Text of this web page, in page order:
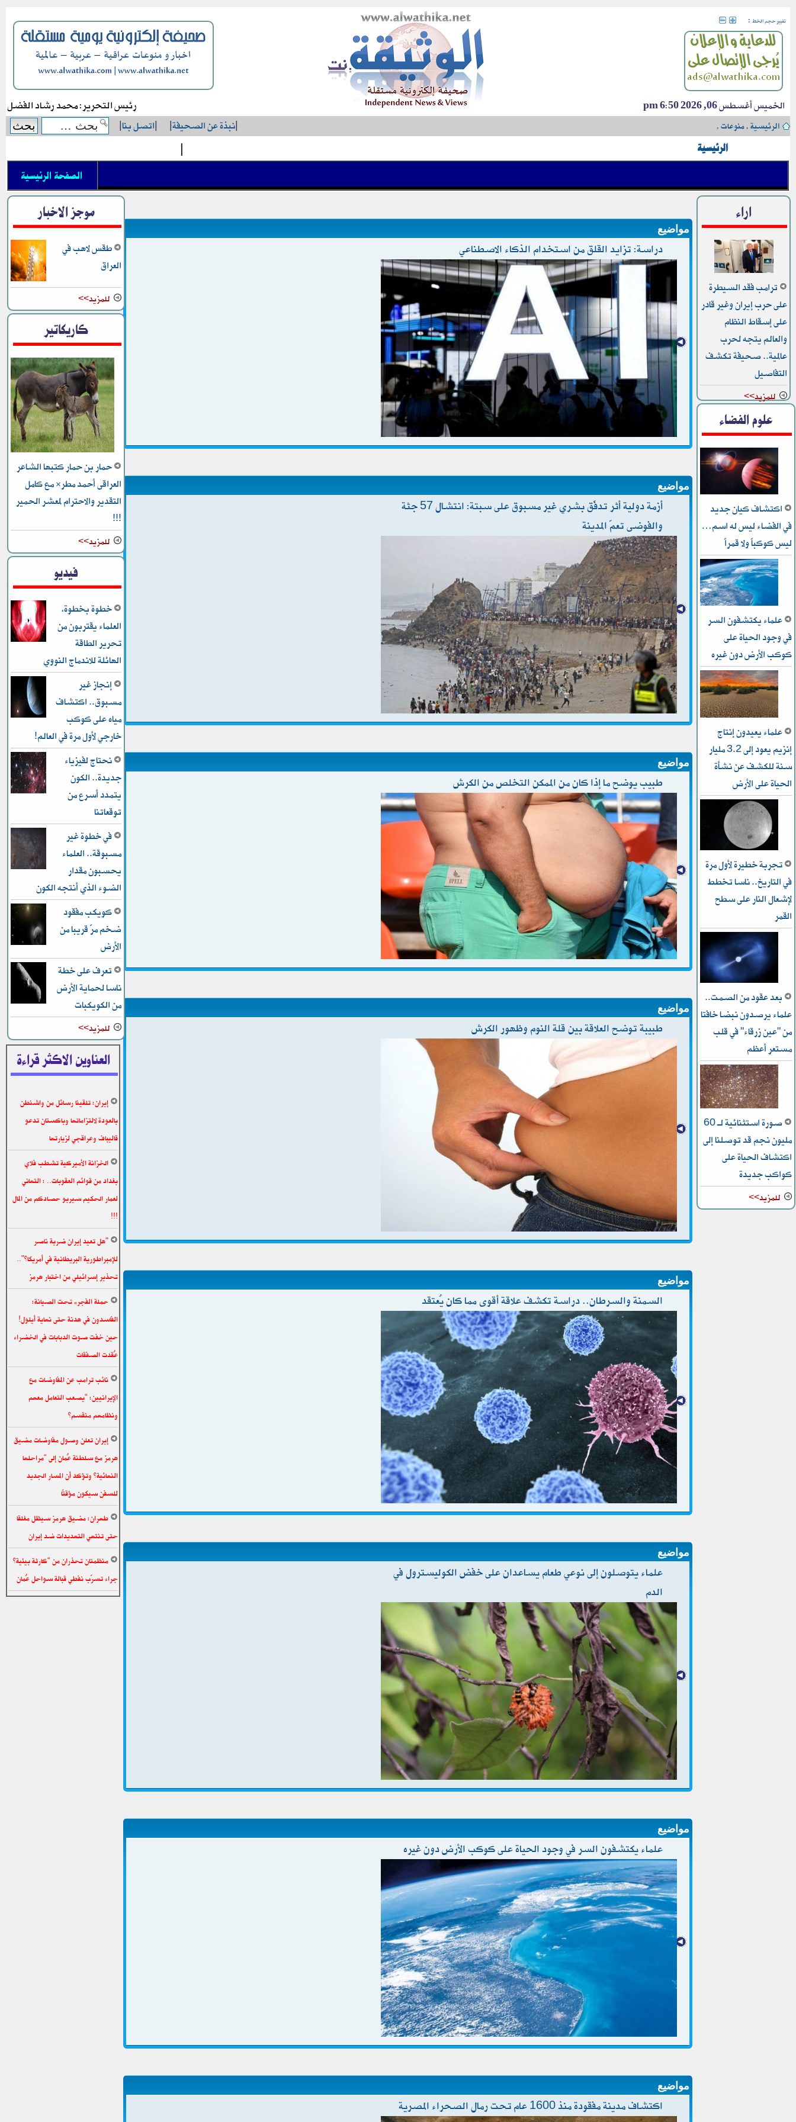
تغيير حجم الخط :
الخميس أغسطس 06, 2026 6:50 pm رئيس التحرير: محمد رشاد الفضل
الرئيسية›منوعات›
|نبذة عن الصحيفة|
|اتصل بنا|
الرئيسية |
الصفحة الرئيسية
اراء
ترامب فقد السيطرة
على حرب إيران وغير قادر
على إسقاط النظام
والعالم يتجه لحرب
عالمية.. صحيفة تكشف
التفاصيل
للمزيد>>
علوم الفضاء
اكتشاف كيان جديد
في الفضاء ليس له اسم…
ليس كوكباً ولا قمراً
علماء يكتشفون السر
في وجود الحياة على
كوكب الأرض دون غيره
علماء يعيدون إنتاج
إنزيم يعود إلى 3.2 مليار
سنة للكشف عن نشأة
الحياة على الأرض
تجربة خطيرة لأول مرة
في التاريخ.. ناسا تخطط
ﻹشعال النار على سطح
القمر
بعد عقود من الصمت..
علماء يرصدون نبضا خافتا
من "عين زرقاء" في قلب
مستعر أعظم
صورة استثنائية لـ 60
مليون نجم قد توصلنا إلى
اكتشاف الحياة على
كواكب جديدة
للمزيد>>
مواضيع
دراسة: تزايد القلق من استخدام الذكاء الاصطناعي
مواضيع
أزمة دولية أثر تدفّق بشري غير مسبوق على سبتة: انتشال 57 جثة
والفوضى تعمّ المدينة
مواضيع
طبيب يوضح ما إذا كان من الممكن التخلص من الكرش
مواضيع
طبيبة توضح العلاقة بين قلة النوم وظهور الكرش
مواضيع
السمنة والسرطان.. دراسة تكشف علاقة أقوى مما كان يُعتقد
مواضيع
علماء يتوصلون إلى نوعي طعام يساعدان على خفض الكوليسترول في
الدم
مواضيع
علماء يكتشفون السر في وجود الحياة على كوكب الأرض دون غيره
مواضيع
اكتشاف مدينة مفقودة منذ 1600 عام تحت رمال الصحراء المصرية
موجز الاخبار
طقس لاهب في
العراق
للمزيد>>
كاريكاتير
حمار بن حمار كتبها الشاعر
العراقى أحمد مطر* مع كامل
التقدير والاحترام لمعشر الحمير
!!!
للمزيد>>
فيديو
خطوة بخطوة،
العلماء يقتربون من
تحرير الطاقة
الهائلة للاندماج النووي
إنجاز غير
مسبوق.. اكتشاف
مياه على كوكب
خارجي لأول مرة في العالم!
نحتاج لفيزياء
جديدة.. الكون
يتمدد أسرع من
توقعاتنا
في خطوة غير
مسبوقة.. العلماء
يحسبون مقدار
الضوء الذي أنتجه الكون
كويكب مفقود
ضخم مرّ قريبا من
الأرض
تعرف على خطة
ناسا لحماية الأرض
من الكويكبات
للمزيد>>
العناوين الاكثر قراءة
إيران: تلقينا رسائل من واشنطن
بالعودة لالتزاماتها وباكستان تدعو
قاليباف وعراقجي لزيارتها
الخزانة الأميركية تشطب فلاي
بغداد من قوائم العقوبات.. : التهاني
لعمار الحكيم سيربو حصادكم من المال
!!!
"هل تعيد إيران ضربة ناصر
للإمبراطورية البريطانية في أمريكا؟"..
تحذير إسرائيلي من اختبار هرمز
حملة الفجر» تحت الصيانة:
الفاسدون في هدنة حتى نهاية أيلول!
حين خفت صوت الدبابات في الخضراء
عُقدت الصفقات
نائب ترامب عن المفاوضات مع
الإيرانيين: “يصعب التعامل معهم
ونظامهم منقسم”
إيران تعلن وصول مفاوضات مضيق
هرمز مع سلطنة عُمان إلى “مراحلها
النهائية” وتؤكد أن المسار الجديد
للسفن سيكون مؤقتًا
طهران: مضيق هرمز سيظل مغلقا
حتى تنتهي التهديدات ضد إيران
منظمتان تحذران من “كارثة بيئية”
جراء تسرّب نفطي قبالة سواحل عُمان